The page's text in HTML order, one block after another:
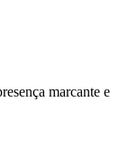
marcante e